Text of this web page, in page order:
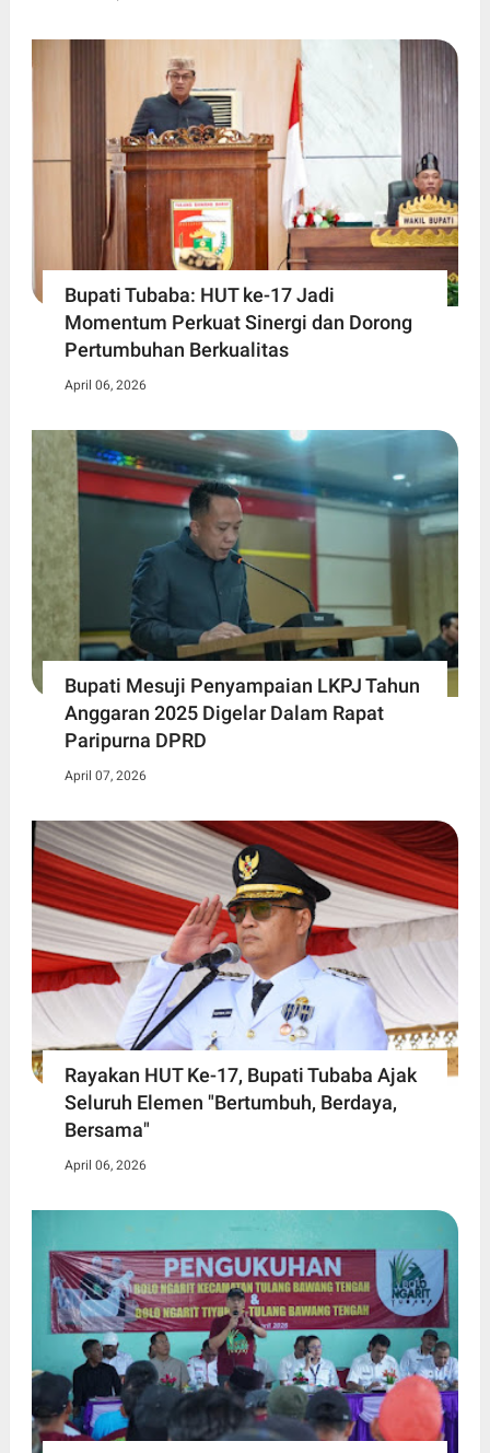
Bupati Tubaba: HUT ke-17 Jadi
Momentum Perkuat Sinergi dan Dorong
Pertumbuhan Berkualitas
April 06, 2026
Bupati Mesuji Penyampaian LKPJ Tahun
Anggaran 2025 Digelar Dalam Rapat
Paripurna DPRD
April 07, 2026
Rayakan HUT Ke-17, Bupati Tubaba Ajak
Seluruh Elemen "Bertumbuh, Berdaya,
Bersama"
April 06, 2026